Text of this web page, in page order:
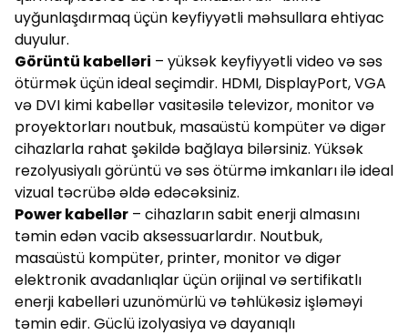
uyğunlaşdırmaq üçün keyfiyyətli məhsullara ehtiyac
duyulur.
Görüntü kabelləri – yüksək keyfiyyətli video və səs
ötürmək üçün ideal seçimdir. HDMI, DisplayPort, VGA
və DVI kimi kabellər vasitəsilə televizor, monitor və
proyektorları noutbuk, masaüstü kompüter və digər
cihazlarla rahat şəkildə bağlaya bilərsiniz. Yüksək
rezolyusiyalı görüntü və səs ötürmə imkanları ilə ideal
vizual təcrübə əldə edəcəksiniz.
Power kabellər – cihazların sabit enerji almasını
təmin edən vacib aksessuarlardır. Noutbuk,
masaüstü kompüter, printer, monitor və digər
elektronik avadanlıqlar üçün orijinal və sertifikatlı
enerji kabelləri uzunömürlü və təhlükəsiz işləməyi
təmin edir. Güclü izolyasiya və dayanıqlı